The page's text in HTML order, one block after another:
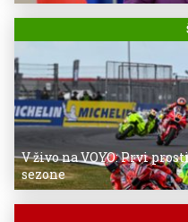
V živo na VOYO: Prvi
sezone